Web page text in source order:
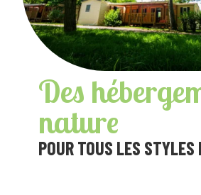
Des
nature
POUR TOUS LES STYLES